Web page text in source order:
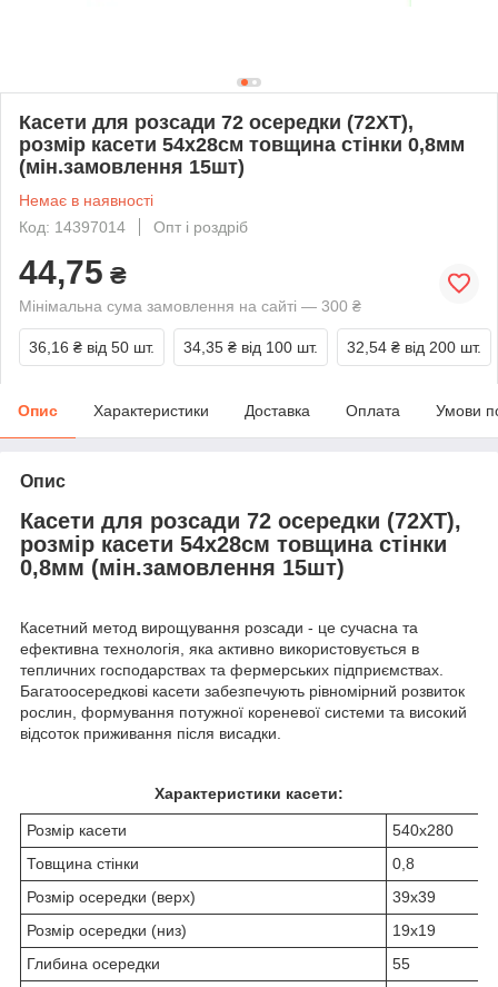
Касети для розсади 72 осередки (72XT),
розмір касети 54х28см товщина стінки 0,8мм
(мін.замовлення 15шт)
Немає в наявності
Код: 14397014
Опт і роздріб
44,75 ₴
Мінімальна сума замовлення на сайті — 300 ₴
36,16 ₴ від 50 шт. 34,35 ₴ від 100 шт. 32,54 ₴ від 200 шт.
Опис Характеристики Доставка Оплата Умови
Опис
Касети для розсади 72 осередки (72XT),
розмір касети 54х28см товщина стінки
0,8мм (мін.замовлення 15шт)
Касетний метод вирощування розсади - це сучасна та
ефективна технологія, яка активно використовується в
тепличних господарствах та фермерських підприємствах.
Багатоосередкові касети забезпечують рівномірний розвиток
рослин, формування потужної кореневої системи та високий
відсоток приживання після висадки.
Характеристики касети:
Розмір касети
540х280
Товщина стінки
0,8
Розмір осередки (верх)
39х39
Розмір осередки (низ)
19х19
Глибина осередки
55